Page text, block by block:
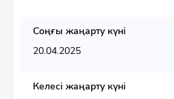
Соңғы жаңарту күні
20.04.2025
Келесі жаңарту күні